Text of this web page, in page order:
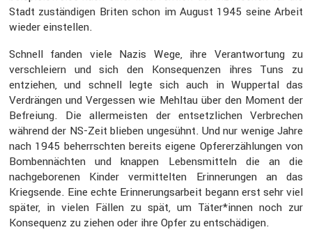
Stadt zustän­digen Briten schon im August 1945 seine Arbeit
wieder einstellen.
Schnell fanden viele Nazis Wege, ihre Verant­wor­tung zu
verschleiern und sich den Konse­quenzen ihres Tuns zu
entziehen, und schnell legte sich auch in Wuppertal das
Verdrängen und Vergessen wie Mehltau über den Moment der
Befreiung. Die aller­meisten der entsetz­li­chen Verbre­chen
während der NS-Zeit blieben ungesühnt. Und nur wenige Jahre
nach 1945 beherrschten bereits eigene Opfer­erzäh­lungen von
Bomben­nächten und knappen Lebens­mit­teln die an die
nachge­bo­renen Kinder vermit­telten Erinne­rungen an das
Kriegs­ende. Eine echte Erinne­rungs­ar­beit begann erst sehr viel
später, in vielen Fällen zu spät, um Täter*innen noch zur
Konse­quenz zu ziehen oder ihre Opfer zu entschä­digen.